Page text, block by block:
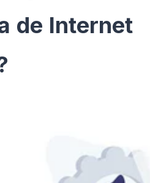
de Internet